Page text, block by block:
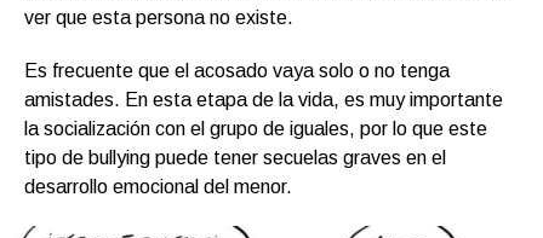
ver que esta persona no existe.
Es frecuente que el acosado vaya solo o no tenga
amistades. En esta etapa de la vida, es muy importante
la socialización con el grupo de iguales, por lo que este
tipo de bullying puede tener secuelas graves en el
desarrollo emocional del menor.